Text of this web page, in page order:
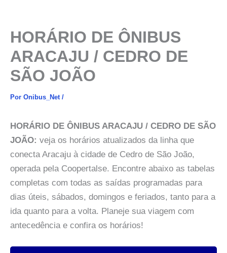
HORÁRIO DE ÔNIBUS
ARACAJU / CEDRO DE
SÃO JOÃO
Por Onibus_Net /
HORÁRIO DE ÔNIBUS ARACAJU / CEDRO DE SÃO
JOÃO: veja os horários atualizados da linha que
conecta Aracaju à cidade de Cedro de São João,
operada pela Coopertalse. Encontre abaixo as tabelas
completas com todas as saídas programadas para
dias úteis, sábados, domingos e feriados, tanto para a
ida quanto para a volta. Planeje sua viagem com
antecedência e confira os horários!